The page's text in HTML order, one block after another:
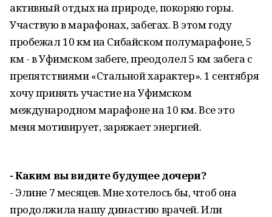
активный отдых на природе, покоряю горы.
Участвую в марафонах, забегах. В этом году
пробежал 10 км на Сибайском полумарафоне, 5
км - в Уфимском забеге, преодолел 5 км забега с
препятствиями «Стальной характер». 1 сентября
хочу принять участие на Уфимском
международном марафоне на 10 км. Все это
меня мотивирует, заряжает энергией.
- Каким вы видите будущее дочери?
- Элине 7 месяцев. Мне хотелось бы, чтоб она
продолжила нашу династию врачей. Или